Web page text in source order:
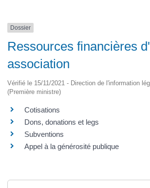
Dossier
Ressources financières
association
Vérifié le 15/11/2021 - Direction de l'information
(Première ministre)
Cotisations
Dons, donations et legs
Subventions
Appel à la générosité publique